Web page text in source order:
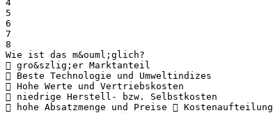
4
5
6
7
8
Wie ist das m&ouml;glich?
 gro&szlig;er Marktanteil
 Beste Technologie und Umweltindizes
 Hohe Werte und Vertriebskosten
 niedrige Herstell- bzw. Selbstkosten
 hohe Absatzmenge und Preise  Kostenaufteilung